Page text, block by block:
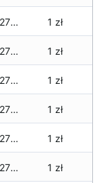
3,270 zł 1 zł
3,270 zł 1 zł
3,270 zł 1 zł
3,270 zł 1 zł
3,270 zł 1 zł
3,270 zł 1 zł